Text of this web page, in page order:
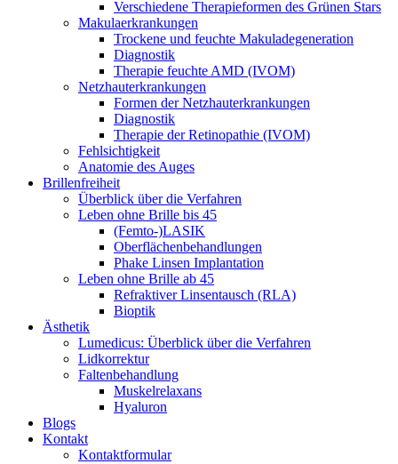
Verschiedene Therapieformen des Grünen Stars
Makulaerkrankungen
Trockene und feuchte Makuladegeneration
Diagnostik
Therapie feuchte AMD (IVOM)
Netzhauterkrankungen
Formen der Netzhauterkrankungen
Diagnostik
Therapie der Retinopathie (IVOM)
Fehlsichtigkeit
Anatomie des Auges
Brillenfreiheit
Überblick über die Verfahren
Leben ohne Brille bis 45
(Femto-)LASIK
Oberflächenbehandlungen
Phake Linsen Implantation
Leben ohne Brille ab 45
Refraktiver Linsentausch (RLA)
Bioptik
Ästhetik
Lumedicus: Überblick über die Verfahren
Lidkorrektur
Faltenbehandlung
Muskelrelaxans
Hyaluron
Blogs
Kontakt
Kontaktformular